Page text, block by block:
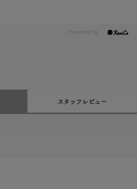
スタッフレビュー